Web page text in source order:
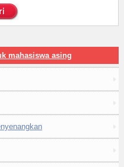
mahasiswa asing